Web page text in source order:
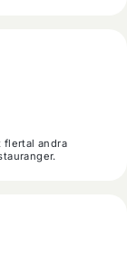
flertal andra